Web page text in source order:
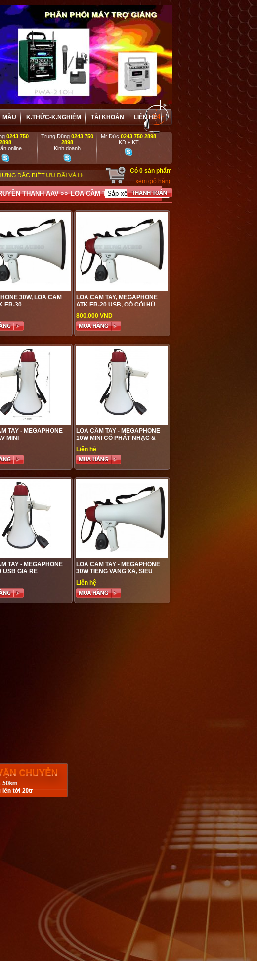
MẪU K.THỨC-K.NGHIỆM TÀI KHOẢN LIÊN HỆ
0243 750
2898
online
Trung Dũng 0243 750
2898
Kinh doanh
Mr Đức0243 750 2898
KD + KT
ĐÃI VÀ HỢP TÁC HIỆU QUẢ VỚI CÁC DOANH NGHIỆP, DỰ ÁN, TRƯỜNG HỌC, CƠ
Có 0 sản phẩm
xem giỏ hàng
THANH AAV>>LOA CẦM TAY - MEGAPHONE
30W, LOA CẦM
ER-30
LOA CẦM TAY, MEGAPHONE
ATK ER-20 USB, CÓ CÒI HÚ
BÁO CHÚ Ý
800.000 VND
TAY - MEGAPHONE
MINI
LOA CẦM TAY - MEGAPHONE
10W MINI CÓ PHÁT NHẠC &
USB
Liên hệ
TAY - MEGAPHONE
USB GIÁ RẺ
LOA CẦM TAY - MEGAPHONE
30W TIẾNG VANG XA, SIÊU
BỀN, ĐA CHỨC NĂNG
Liên hệ